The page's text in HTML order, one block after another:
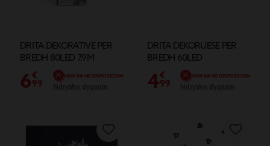
DRITA DEKORATIVE PER
BREDH 80LED 7.9M
6€
99
NUK KA NË DISPOZICION
DRITA DEKORUESE PER
BREDH 60LED
4€
99
NUK KA NË DISPOZICION